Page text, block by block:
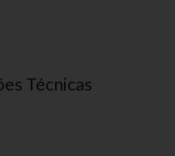
Técnicas